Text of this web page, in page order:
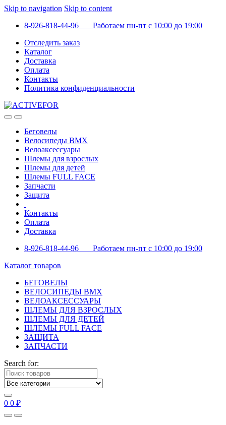
Skip to navigation Skip to content
8-926-818-44-96 Работаем пн-пт с 10:00 до 19:00
Отследить заказ
Каталог
Доставка
Оплата
Контакты
Политика конфиденциальности
Беговелы
Велосипеды BMX
Велоаксессуары
Шлемы для взрослых
Шлемы для детей
Шлемы FULL FACE
Запчасти
Защита
Контакты
Оплата
Доставка
8-926-818-44-96 Работаем пн-пт с 10:00 до 19:00
Каталог товаров
БЕГОВЕЛЫ
ВЕЛОСИПЕДЫ BMX
ВЕЛОАКСЕССУАРЫ
ШЛЕМЫ ДЛЯ ВЗРОСЛЫХ
ШЛЕМЫ ДЛЯ ДЕТЕЙ
ШЛЕМЫ FULL FACE
ЗАЩИТА
ЗАПЧАСТИ
Search for:
0 0 ₽